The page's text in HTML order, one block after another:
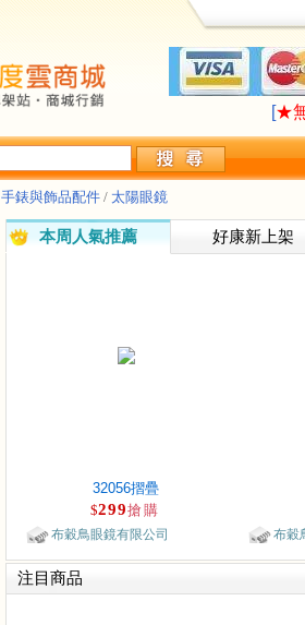
[★
手錶與飾品配件 / 太陽眼鏡
本周人氣推薦 好康新上架
32056摺疊
$299搶購
布穀鳥眼鏡有限公司 布穀
注目商品